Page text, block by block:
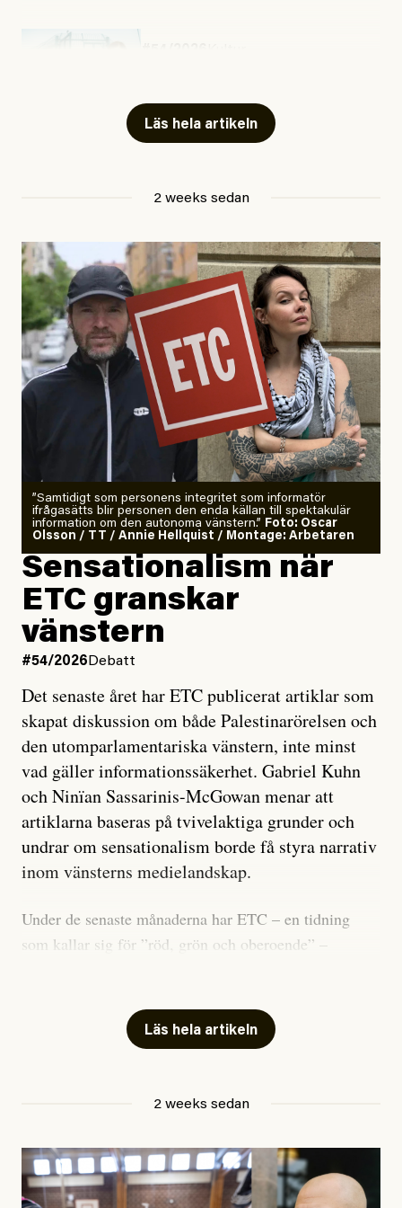
Läs hela artikeln
2 weeks sedan
”Samtidigt som personens integritet som informatör
ifrågasätts blir personen den enda källan till spektakulär
information om den autonoma vänstern.” Foto: Oscar
Olsson / TT / Annie Hellquist / Montage: Arbetaren
Sensationalism när
ETC granskar
vänstern
#54/2026 Debatt
Det senaste året har ETC publicerat artiklar som
skapat diskussion om både Palestinarörelsen och
den utomparlamentariska vänstern, inte minst
vad gäller informationssäkerhet. Gabriel Kuhn
och Ninïan Sassarinis-McGowan menar att
artiklarna baseras på tvivelaktiga grunder och
undrar om sensationalism borde få styra narrativ
inom vänsterns medielandskap.
Under de senaste månaderna har ETC – en tidning
som kallar sig för ”röd, grön och oberoende” –
skriver för? Vad betyder det att vara en ”röd, grön och
oberoende” tidning? Och vad är egentligen bra
utpekas som israelisk infiltratör”. Enligt ingressen
handlar artikeln om en person vars ”bakgrund skapar
Läs hela artikeln
2 weeks sedan